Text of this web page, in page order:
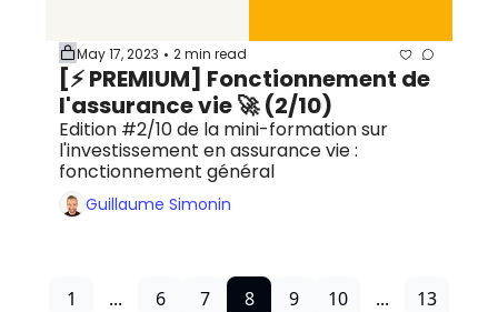
May 17, 2023 • 2 min read
[⚡️ PREMIUM] Fonctionnement de
l'assurance vie 🚀 (2/10)
Edition #2/10 de la mini-formation sur
l'investissement en assurance vie :
fonctionnement général
Guillaume Simonin
1 ... 6 7 8 9 10 ... 13